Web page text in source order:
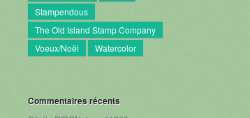
Stampendous
The Old Island Stamp Company
Voeux/Noël
Watercolor
Commentaires récents